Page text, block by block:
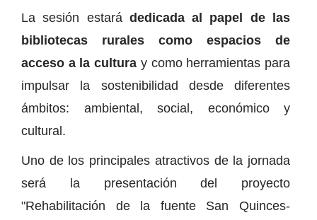
La sesión estará dedicada al papel de las
bibliotecas rurales como espacios de
acceso a la cultura y como herramientas para
impulsar la sostenibilidad desde diferentes
ámbitos: ambiental, social, económico y
cultural.
Uno de los principales atractivos de la jornada
será la presentación del proyecto
"Rehabilitación de la fuente San Quinces-